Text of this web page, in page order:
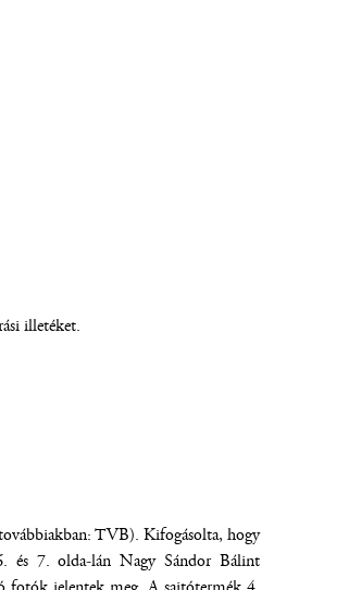
illetéket.
TVB). Kifogásolta, hogy
és 7. olda-lán Nagy Sándor Bálint